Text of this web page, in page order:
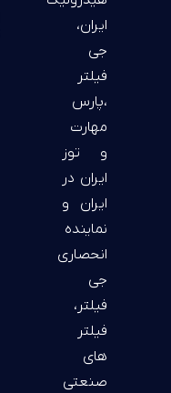
ایران،
جی
فیلتر
،پارس
مهارت
و توز
ایران در
ایران و
نماینده
انحصاری
جی
فیلتر،
فیلتر
های
صنعتی